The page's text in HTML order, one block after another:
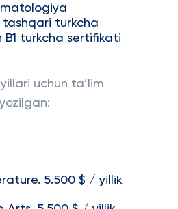
turkcha
B1 turkcha sertifikati
uchun ta’lim
5.500 $ / yillik